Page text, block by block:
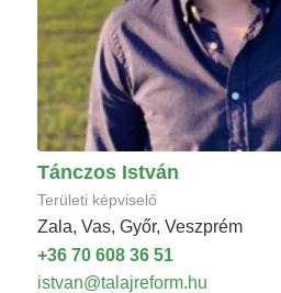
Tánczos István
Területi képviselő
Zala, Vas, Győr, Veszprém
+36 70 608 36 51
istvan@talajreform.hu